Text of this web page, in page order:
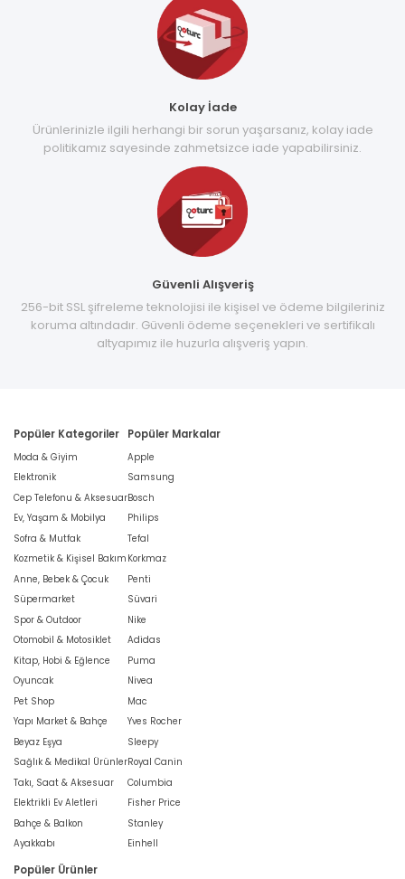
Kolay İade
Ürünlerinizle ilgili herhangi bir sorun yaşarsanız, kolay iade
politikamız sayesinde zahmetsizce iade yapabilirsiniz.
Güvenli Alışveriş
256-bit SSL şifreleme teknolojisi ile kişisel ve ödeme bilgileriniz
koruma altındadır. Güvenli ödeme seçenekleri ve sertifikalı
altyapımız ile huzurla alışveriş yapın.
Popüler Kategoriler
Moda & Giyim
Elektronik
Cep Telefonu & Aksesuar
Ev, Yaşam & Mobilya
Sofra & Mutfak
Kozmetik & Kişisel Bakım
Anne, Bebek & Çocuk
Süpermarket
Spor & Outdoor
Otomobil & Motosiklet
Kitap, Hobi & Eğlence
Oyuncak
Pet Shop
Yapı Market & Bahçe
Beyaz Eşya
Sağlık & Medikal Ürünler
Takı, Saat & Aksesuar
Elektrikli Ev Aletleri
Bahçe & Balkon
Ayakkabı
Popüler Markalar
Apple
Samsung
Bosch
Philips
Tefal
Korkmaz
Penti
Süvari
Nike
Adidas
Puma
Nivea
Mac
Yves Rocher
Sleepy
Royal Canin
Columbia
Fisher Price
Stanley
Einhell
Popüler Ürünler